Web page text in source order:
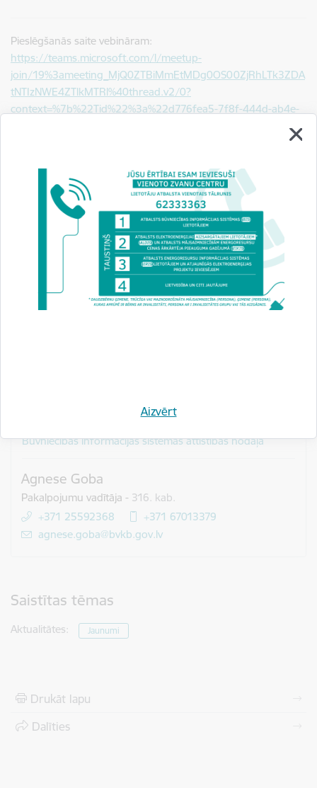
Aizvērt
Pieslēgšanās saite vebināram:
https://teams.microsoft.com/l/meetup-
join/19%3ameeting_MjQ0ZTBiMmEtMDg0OS00ZjRhLTk3ZDA
tNTIzNWE4ZTlkMTRl%40thread.v2/0?
context=%7b%22Tid%22%3a%22d776fea5-7f8f-444d-ab4e-
5cffc08995f1%22%2c%22Oid%22%3a%2249e6dc1d-a3b3-
kā pieslēgties BIS vebināram, ja nav MS
Teams lietotāja konts
Iespēja pievienot pasākumu savam kalendāram pieejama
mājas lapas kalendārā.
Vebinārs tiks ierakstīts un ieraksts būs pieejams BIS tīmekļa
Apmācības/Apmācību video arhīvs/BIS vebināru
Informācijas sistēmu departaments
Būvniecības informācijas sistēmas attīstības nodaļa
Agnese Goba
Pakalpojumu vadītāja - 316. kab.
+371 25592368
+371 67013379
E-pasts:
agnese.goba@bvkb.gov.lv
Saistītas tēmas
Aktualitātes: Jaunumi
Drukāt lapu
Dalīties